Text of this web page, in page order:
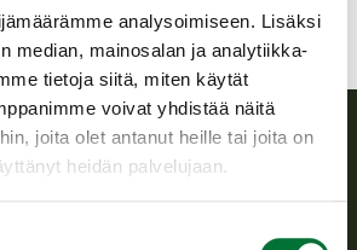
analysoimiseen. Lisäksi
median, mainosalan ja analytiikka-
tietoja siitä, miten käytät
voivat yhdistää näitä
joita olet antanut heille tai joita on
heidän palvelujaan.